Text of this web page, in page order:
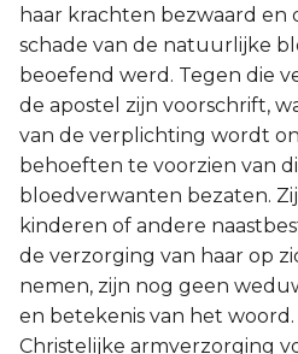
haar krachten bezwaard en
schade van de natuurlijke
beoefend werd. Tegen die
de apostel zijn voorschrift,
van de verplichting wordt
behoeften te voorzien van
bloedverwanten bezaten.
kinderen of andere
de verzorging van haar op
nemen, zijn nog geen
en betekenis van het woord.
Christelijke armverzorging